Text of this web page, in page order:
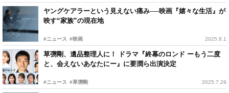
ヤングケアラーという見えない痛み──映画『嬉々な生活』が
映す“家族”の現在地
#ニュース #映画 2025.8.1
草彅剛、遺品整理人に！ ドラマ『終幕のロンド ーもう二度
と、会えないあなたにー』に要潤ら出演決定
#ニュース #草彅剛 2025.7.29